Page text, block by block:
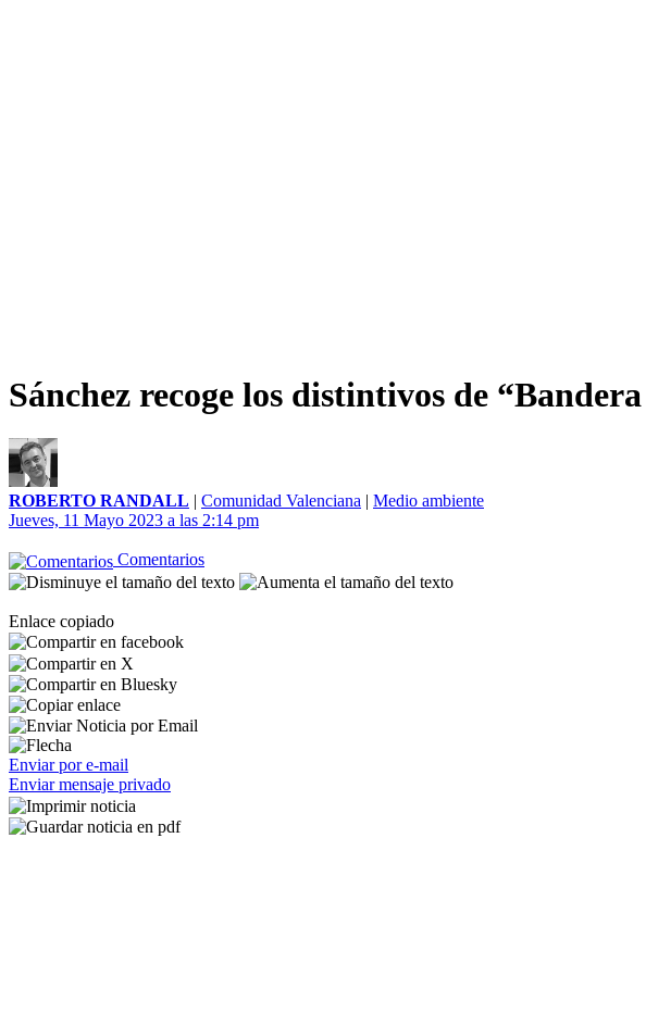
Sánchez recoge los distintivos de
ROBERTO RANDALL | Comunidad Valenciana | Medio ambiente
Jueves, 11 Mayo 2023 a las 2:14 pm
Comentarios
Enlace copiado
Enviar por e-mail
Enviar mensaje privado